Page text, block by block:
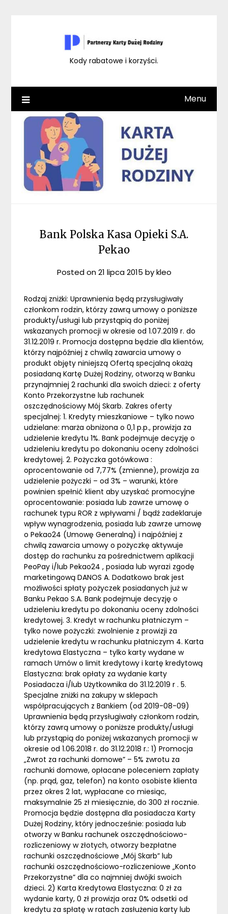
Kody rabatowe i korzyści.
Menu
Bank Polska Kasa Opieki S.A.
Pekao
Posted on21 lipca 2015 bykleo
Rodzaj zniżki: Uprawnienia będą przysługiwały
członkom rodzin, którzy zawrą umowy o poniższe
produkty/usługi lub przystąpią do poniżej
wskazanych promocji w okresie od 1.07.2019 r. do
31.12.2019 r. Promocja dostępna będzie dla klientów,
którzy najpóźniej z chwilą zawarcia umowy o
produkt objęty niniejszą Ofertą specjalną okażą
posiadaną Kartę Dużej Rodziny, otworzą w Banku
przynajmniej 2 rachunki dla swoich dzieci: z oferty
Konto Przekorzystne lub rachunek
oszczędnościowy Mój Skarb. Zakres oferty
specjalnej: 1. Kredyty mieszkaniowe – tylko nowo
udzielane: marża obniżona o 0,1 p.p., prowizja za
udzielenie kredytu 1%. Bank podejmuje decyzję o
udzieleniu kredytu po dokonaniu oceny zdolności
kredytowej. 2. Pożyczka gotówkowa :
oprocentowanie od 7,77% (zmienne), prowizja za
udzielenie pożyczki – od 3% – warunki, które
powinien spełnić klient aby uzyskać promocyjne
oprocentowanie: posiada lub zawrze umowę o
rachunek typu ROR z wpływami / bądź zadeklaruje
wpływ wynagrodzenia, posiada lub zawrze umowę
o Pekao24 (Umowę Generalną) i najpóźniej z
chwilą zawarcia umowy o pożyczkę aktywuje
dostęp do rachunku za pośrednictwem aplikacji
PeoPay i/lub Pekao24 , posiada lub wyrazi zgodę
marketingową DANOS A. Dodatkowo brak jest
możliwości spłaty pożyczek posiadanych już w
Banku Pekao S.A. Bank podejmuje decyzję o
udzieleniu kredytu po dokonaniu oceny zdolności
kredytowej. 3. Kredyt w rachunku płatniczym –
tylko nowe pożyczki: zwolnienie z prowizji za
udzielenie kredytu w rachunku płatniczym 4. Karta
kredytowa Elastyczna – tylko karty wydane w
ramach Umów o limit kredytowy i kartę kredytową
Elastyczna: brak opłaty za wydanie karty
Posiadacza i/lub Użytkownika do 31.12.2019 r . 5.
Specjalne zniżki na zakupy w sklepach
współpracujących z Bankiem (od 2019-08-09)
Uprawnienia będą przysługiwały członkom rodzin,
którzy zawrą umowy o poniższe produkty/usługi
lub przystąpią do poniżej wskazanych promocji w
okresie od 1.06.2018 r. do 31.12.2018 r.: 1) Promocja
„Zwrot za rachunki domowe” – 5% zwrotu za
rachunki domowe, opłacane poleceniem zapłaty
(np. prąd, gaz, telefon) na konto osobiste klienta
przez okres 2 lat, wypłacane co miesiąc,
maksymalnie 25 zł miesięcznie, do 300 zł rocznie.
Promocja będzie dostępna dla posiadacza Karty
Dużej Rodziny, który jednocześnie: posiada lub
otworzy w Banku rachunek oszczędnościowo-
rozliczeniowy w złotych, otworzy bezpłatne
rachunki oszczędnościowe „Mój Skarb” lub
rachunki oszczędnościowo-rozliczeniowe „Konto
Przekorzystne” dla co najmniej dwójki swoich
dzieci. 2) Karta Kredytowa Elastyczna: 0 zł za
wydanie karty, 0 zł prowizja oraz 0% odsetki od
kredytu za spłatę w ratach zasłużenia karty lub